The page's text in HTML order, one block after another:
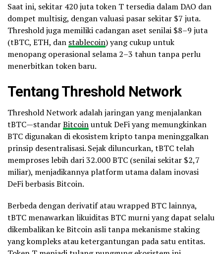
Saat ini, sekitar 420 juta token T tersedia dalam DAO dan
dompet multisig, dengan valuasi pasar sekitar $7 juta.
Threshold juga memiliki cadangan aset senilai $8–9 juta
(tBTC, ETH, dan stablecoin) yang cukup untuk
menopang operasional selama 2–3 tahun tanpa perlu
menerbitkan token baru.
Tentang Threshold Network
Threshold Network adalah jaringan yang menjalankan
tBTC—standarBitcoinuntuk DeFi yang memungkinkan
BTC digunakan di ekosistem kripto tanpa meninggalkan
prinsip desentralisasi. Sejak diluncurkan, tBTC telah
memproses lebih dari 32.000 BTC (senilai sekitar $2,7
miliar), menjadikannya platform utama dalam inovasi
DeFi berbasis Bitcoin.
Berbeda dengan derivatif atau wrapped BTC lainnya,
tBTC menawarkan likuiditas BTC murni yang dapat selalu
dikembalikan ke Bitcoin asli tanpa mekanisme staking
yang kompleks atau ketergantungan pada satu entitas.